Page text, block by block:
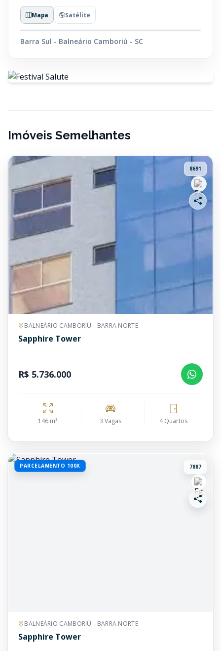
Mapa Satélite
Barra Sul - Balneário Camboriú - SC
Imóveis Semelhantes
8691
BALNEÁRIO CAMBORIÚ - BARRA NORTE
Sapphire Tower
R$ 5.736.000
146 m² 3 Vagas 4 Quartos
PARCELAMENTO 100X 7887
BALNEÁRIO CAMBORIÚ - BARRA NORTE
Sapphire Tower